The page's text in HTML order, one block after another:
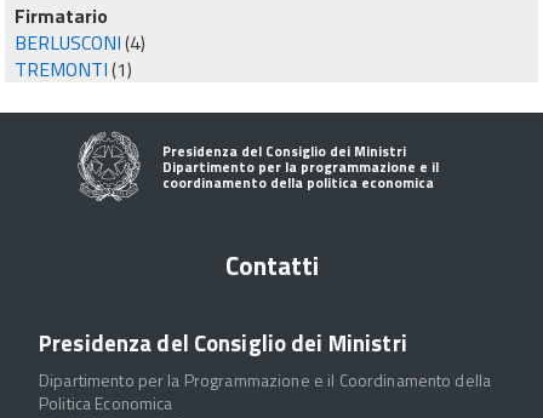
Firmatario
BERLUSCONI(4)
TREMONTI(1)
Presidenza del Consiglio dei Ministri
Dipartimento per la programmazione e il
coordinamento della politica economica
Contatti
Presidenza del Consiglio dei Ministri
Dipartimento per la Programmazione e il Coordinamento della
Politica Economica